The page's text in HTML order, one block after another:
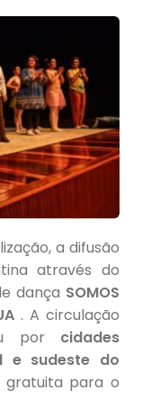
a difusão
através do
dança SOMOS
. A circulação
por cidades
e sudeste do
gratuita para o